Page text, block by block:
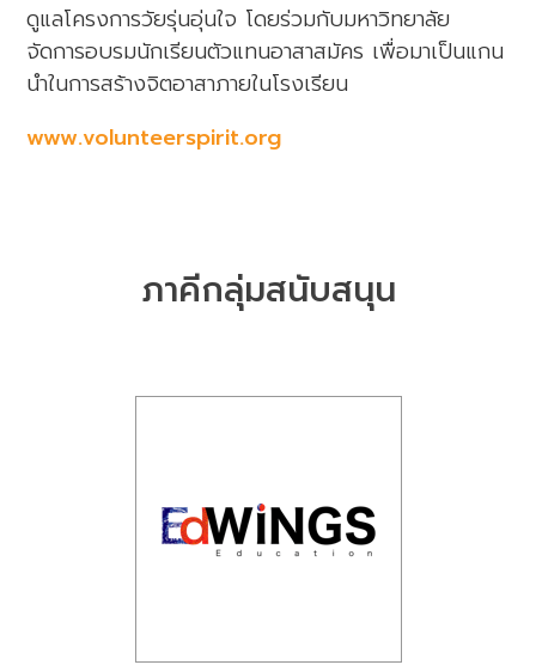
ดูแลโครงการวัยรุ่นอุ่นใจ โดยร่วมกับมหาวิทยาลัย
จัดการอบรมนักเรียนตัวแทนอาสาสมัคร เพื่อมาเป็นแกน
นำในการสร้างจิตอาสาภายในโรงเรียน
www.volunteerspirit.org
ภาคีกลุ่มสนับสนุน